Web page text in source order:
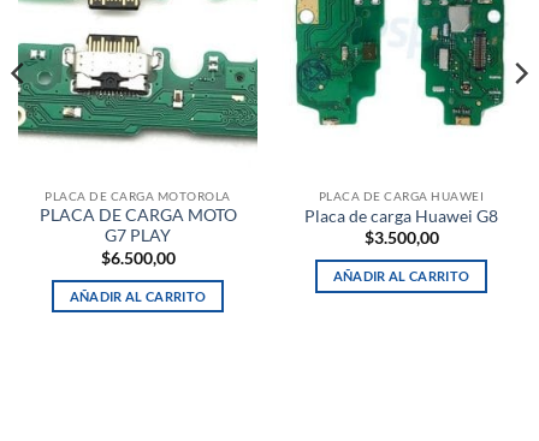
PLACA DE CARGA MOTOROLA
PLACA DE CARGA MOTO
G7 PLAY
$6.500,00
AÑADIR AL CARRITO
PLACA DE CARGA HUAWEI
Placa de carga Huawei G8
$3.500,00
AÑADIR AL CARRITO